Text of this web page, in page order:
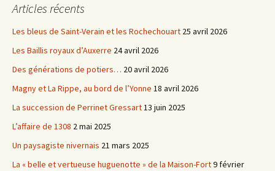
Articles récents
Les bleus de Saint-Verain et les Rochechouart 25 avril 2026
Les Baillis royaux d’Auxerre 24 avril 2026
Des générations de potiers… 20 avril 2026
Magny et La Rippe, au bord de l’Yonne 18 avril 2026
La succession de Perrinet Gressart13 juin 2025
L’affaire de 1308 2 mai 2025
Un paysagiste nivernais 21 mars 2025
La « belle et vertueuse huguenotte » de la Maison-Fort9 février